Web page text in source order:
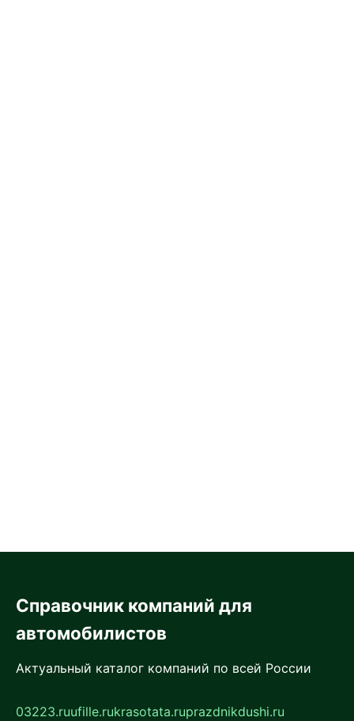
Справочник компаний для
автомобилистов
Актуальный каталог компаний по всей России
03223.ruufille.rukrasotata.ruprazdnikdushi.ru